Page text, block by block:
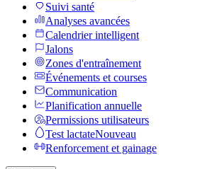
Suivi santé
Analyses avancées
Calendrier intelligent
Jalons
Zones d'entraînement
Événements et courses
Communication
Planification annuelle
Permissions utilisateurs
Test lactateNouveau
Renforcement et gainage